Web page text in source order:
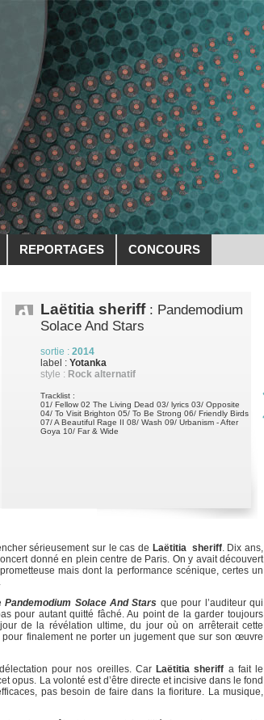
REPORTAGES CONCOURS
Laëtitia sheriff : Pandemodium
Solace And Stars
sortie : 2014
label : Yotanka
style : Rock alternatif
Tracklist :
01/ Fellow 02 The Living Dead 03/ lyrics 03/ Opposite
04/ To Visit Brighton 05/ To Be Strong 06/ Friendly Birds
07/ A Beautiful Rage II 08/ Wash 09/ Urbanism - After
Goya 10/ Far & Wide
sérieusement sur le cas de Laëtitia sheriff. Dix ans,
donné en plein centre de Paris. On y avait découvert
mais dont la performance scénique, certes un
Pandemodium Solace And Stars que pour l’auditeur qui
pour autant quitté fâché. Au point de la garder toujours
de la révélation ultime, du jour où on arrêterait cette
finalement ne porter un jugement que sur son œuvre
pour nos oreilles. Car Laëtitia sheriff a fait le
opus. La volonté est d’être directe et incisive dans le fond
pas besoin de faire dans la fioriture. La musique,